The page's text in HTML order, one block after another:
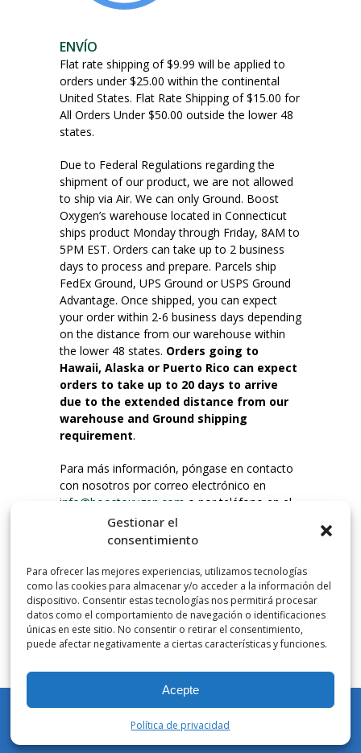
Gestionar el
consentimiento
Para ofrecer las mejores experiencias, utilizamos tecnologías
como las cookies para almacenar y/o acceder a la información del
dispositivo. Consentir estas tecnologías nos permitirá procesar
datos como el comportamiento de navegación o identificaciones
únicas en este sitio. No consentir o retirar el consentimiento,
puede afectar negativamente a ciertas características y funciones.
Acepte
Política de privacidad
ENVÍO
Flat rate shipping of $9.99 will be applied to
orders under $25.00 within the continental
United States. Flat Rate Shipping of $15.00 for
All Orders Under $50.00 outside the lower 48
states.
Due to Federal Regulations regarding the
shipment of our product, we are not allowed
to ship via Air. We can only Ground. Boost
Oxygen’s warehouse located in Connecticut
ships product Monday through Friday, 8AM to
5PM EST. Orders can take up to 2 business
days to process and prepare. Parcels ship
FedEx Ground, UPS Ground or USPS Ground
Advantage. Once shipped, you can expect
your order within 2-6 business days depending
on the distance from our warehouse within
the lower 48 states. Orders going to
Hawaii, Alaska or Puerto Rico can expect
orders to take up to 20 days to arrive
due to the extended distance from our
warehouse and Ground shipping
requirement.
Para más información, póngase en contacto
con nosotros por correo electrónico en
info@boostoxygen.com o por teléfono en el
203.331.8100.
INSTRUCCIONES DE USO
Colocar hasta la boca, presionar firmemente
el botón e inhalar. Coloque la mascarilla
debajo de la nariz y sobre la boca. Presione el
gatillo hacia abajo para activar el flujo. Inspire
por la boca.
NÚMERO DE INHALACIONES
Los botes de bolsillo Boost Oxygen contienen
más de 3 litros de oxígeno respirable de
Aviator. Esto equivale a aproximadamente 60